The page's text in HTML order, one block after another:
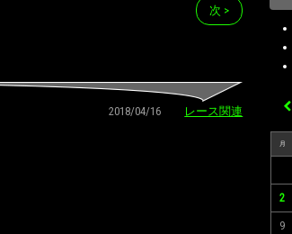
次 >
2018/04/16
レース関連
月
2
9